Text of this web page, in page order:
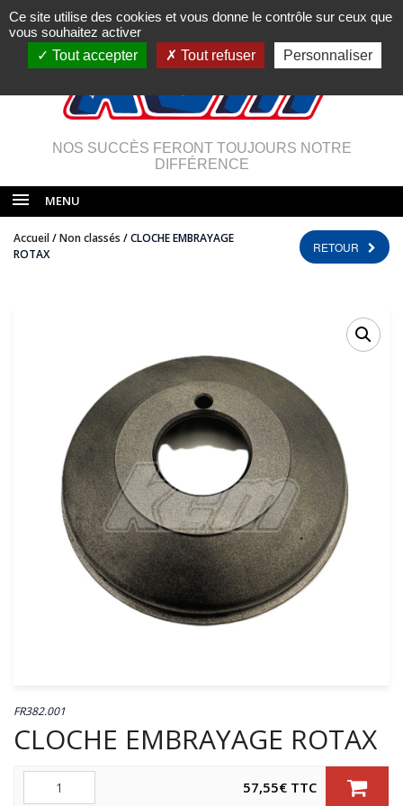
NOS SUCCÈS FERONT TOUJOURS NOTRE
DIFFÉRENCE
MENU
Accueil/Non classés / CLOCHE EMBRAYAGE
ROTAX
RETOUR
FR382.001
CLOCHE EMBRAYAGE ROTAX
57,55€ TTC
Ce site utilise des cookies et vous donne le contrôle sur ceux que
vous souhaitez activer
Tout accepter
Tout refuser Personnaliser